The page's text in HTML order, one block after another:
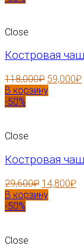
Close
Костровая
118,000₽ 59,000₽
В корзину
-50%
Close
Костровая
29,600₽ 14,800₽
В корзину
-50%
Close